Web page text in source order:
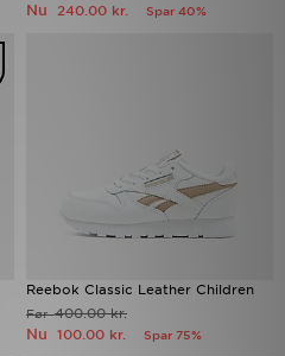
Nu 240.00 kr. Spar 40%
Reebok Classic Leather Children
Før400.00 kr.
Nu 100.00 kr. Spar 75%